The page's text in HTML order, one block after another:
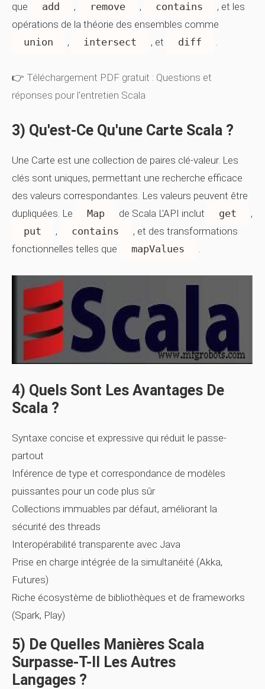
que
add , remove , contains
, et les
opérations de la théorie des ensembles comme
union
, intersect , et diff .
👉 Téléchargement PDF gratuit : Questions et
réponses pour l'entretien Scala
3) Qu'est-Ce Qu'une Carte Scala ?
Une Carte est une collection de paires clé-valeur. Les
clés sont uniques, permettant une recherche efficace
des valeurs correspondantes. Les valeurs peuvent être
dupliquées. Le
Map de Scala L'API inclut get
,
put
, contains
, et des transformations
fonctionnelles telles que
mapValues .
4) Quels Sont Les Avantages De
Scala ?
Syntaxe concise et expressive qui réduit le passe-
partout
Inférence de type et correspondance de modèles
puissantes pour un code plus sûr
Collections immuables par défaut, améliorant la
sécurité des threads
Interopérabilité transparente avec Java
Prise en charge intégrée de la simultanéité (Akka,
Futures)
Riche écosystème de bibliothèques et de frameworks
(Spark, Play)
5) De Quelles Manières Scala
Surpasse-T-Il Les Autres
Langages ?